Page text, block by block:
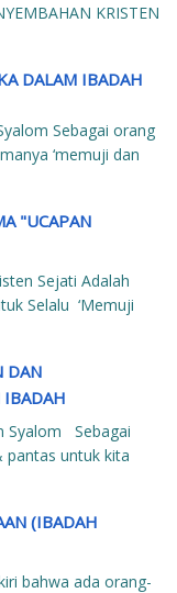
KRISTEN
DALAM IBADAH
Sebagai orang
‘memuji dan
"UCAPAN
Sejati Adalah
Selalu ‘Memuji
DAN
IBADAH
Syalom Sebagai
pantas untuk kita
(IBADAH
bahwa ada orang-